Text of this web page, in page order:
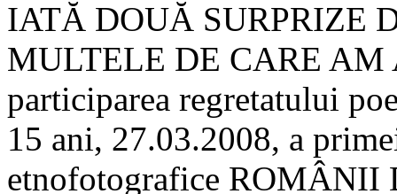
IATĂ DOUĂ SURPRIZE
MULTELE DE CARE AM
participarea regretatului
15 ani, 27.03.2008, a
etnofotografice